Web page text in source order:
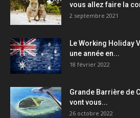
vous allez faire la
2 septembre 2021
Le Working Holiday
une année en...
18 février 2022
Grande Barrière de
vont vous...
26 octobre 2022